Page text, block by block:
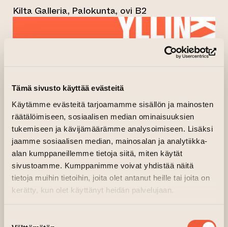
Tämä sivusto käyttää evästeitä
Käytämme evästeitä tarjoamamme sisällön ja mainosten
räätälöimiseen, sosiaalisen median ominaisuuksien
tukemiseen ja kävijämäärämme analysoimiseen. Lisäksi
jaamme sosiaalisen median, mainosalan ja analytiikka-
alan kumppaneillemme tietoja siitä, miten käytät
sivustoamme. Kumppanimme voivat yhdistää näitä
tietoja muihin tietoihin, joita olet antanut heille tai joita on
kerätty, kun olet käyttänyt heidän palvelujaan.
Kilta Galleria, Palokunta, ovi B2